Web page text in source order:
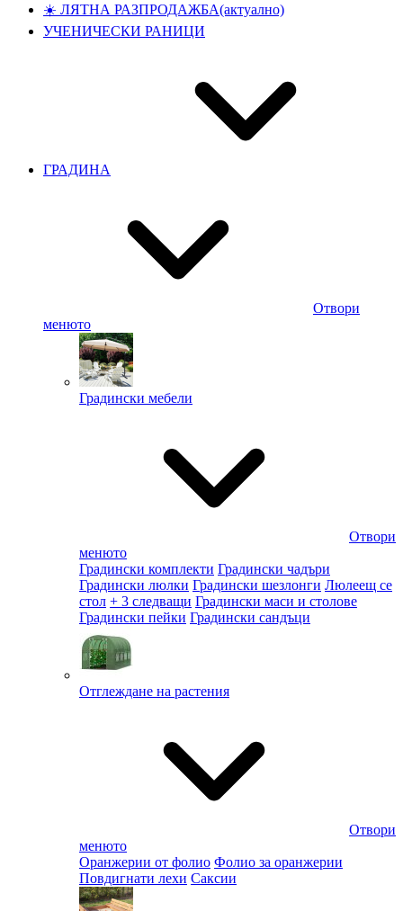
☀️ ЛЯТНА РАЗПРОДАЖБА(актуално)
УЧЕНИЧЕСКИ РАНИЦИ
ГРАДИНА
Отвори
менюто
Градински мебели
Отвори
менюто
Градински комплекти Градински чадъри
Градински люлки Градински шезлонги Люлеещ се
стол + 3 следващи Градински маси и столове
Градински пейки Градински сандъци
Отглеждане на растения
Отвори
менюто
Оранжерии от фолио Фолио за оранжерии
Повдигнати лехи Саксии